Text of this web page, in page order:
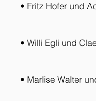
• Fritz Hofer und
• Willi Egli und
• Marlise Walter